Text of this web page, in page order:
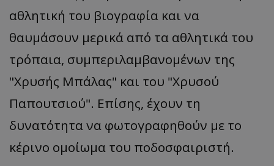
αθλητική του βιογραφία και να
θαυμάσουν μερικά από τα αθλητικά του
τρόπαια, συμπεριλαμβανομένων της
"Χρυσής Μπάλας" και του "Χρυσού
Παπουτσιού". Επίσης, έχουν τη
δυνατότητα να φωτογραφηθούν με το
κέρινο ομοίωμα του ποδοσφαιριστή.